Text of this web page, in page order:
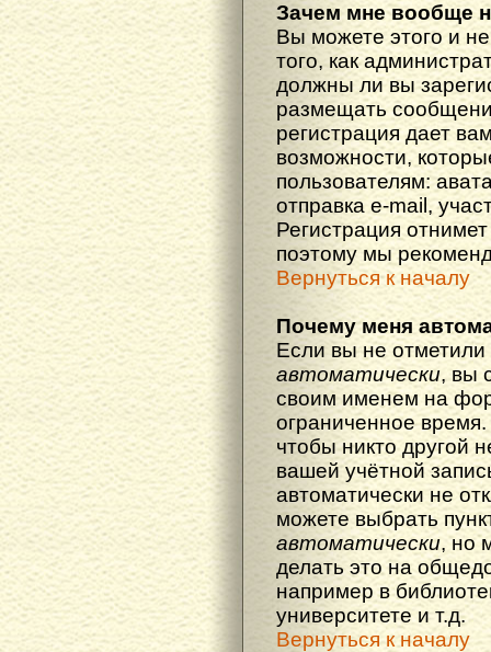
Зачем мне вообще
Вы можете этого и
того, как
должны ли вы
размещать
регистрация дает
возможности,
пользователям:
отправка e-mail,
Регистрация
поэтому мы
Вернуться к началу
Почему меня
Если вы не отметили
автоматически, вы
своим именем на
ограниченное
чтобы никто другой
вашей учётной
автоматически не
можете выбрать
автоматически, но
делать это на
например в
университете и т.д.
Вернуться к началу